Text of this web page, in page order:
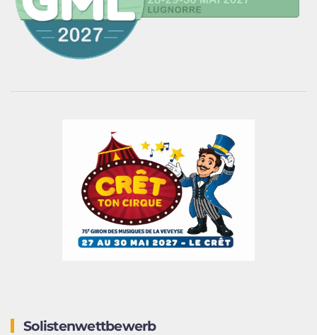
Solistenwettbewerb